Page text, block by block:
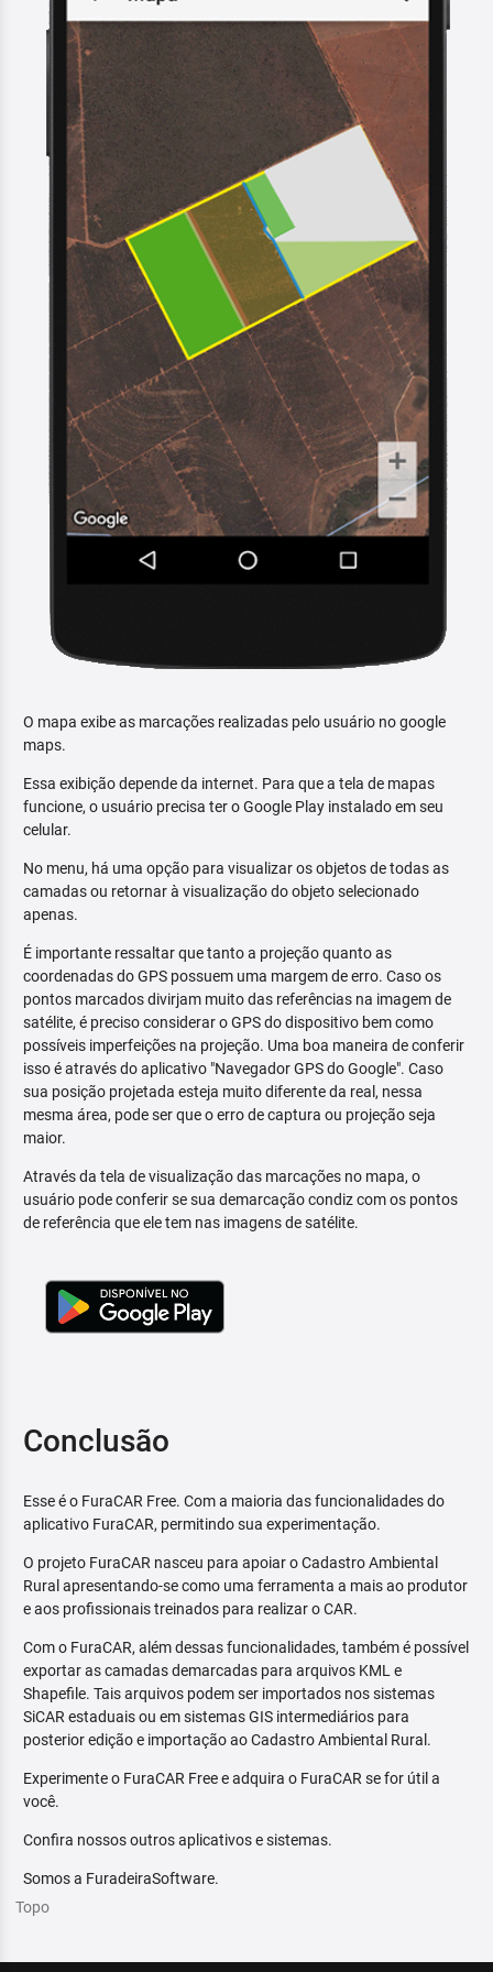
O mapa exibe as marcações realizadas pelo usuário no google
maps.
Essa exibição depende da internet. Para que a tela de mapas
funcione, o usuário precisa ter o Google Play instalado em seu
celular.
No menu, há uma opção para visualizar os objetos de todas as
camadas ou retornar à visualização do objeto selecionado
apenas.
É importante ressaltar que tanto a projeção quanto as
coordenadas do GPS possuem uma margem de erro. Caso os
pontos marcados divirjam muito das referências na imagem de
satélite, é preciso considerar o GPS do dispositivo bem como
possíveis imperfeições na projeção. Uma boa maneira de conferir
isso é através do aplicativo "Navegador GPS do Google". Caso
sua posição projetada esteja muito diferente da real, nessa
mesma área, pode ser que o erro de captura ou projeção seja
maior.
Através da tela de visualização das marcações no mapa, o
usuário pode conferir se sua demarcação condiz com os pontos
de referência que ele tem nas imagens de satélite.
Conclusão
Esse é o FuraCAR Free. Com a maioria das funcionalidades do
aplicativo FuraCAR, permitindo sua experimentação.
O projeto FuraCAR nasceu para apoiar o Cadastro Ambiental
Rural apresentando-se como uma ferramenta a mais ao produtor
e aos profissionais treinados para realizar o CAR.
Com o FuraCAR, além dessas funcionalidades, também é possível
exportar as camadas demarcadas para arquivos KML e
Shapefile. Tais arquivos podem ser importados nos sistemas
SiCAR estaduais ou em sistemas GIS intermediários para
posterior edição e importação ao Cadastro Ambiental Rural.
Experimente o FuraCAR Free e adquira o FuraCAR se for útil a
você.
Confira nossos outros aplicativos e sistemas.
Somos a FuradeiraSoftware.
Topo